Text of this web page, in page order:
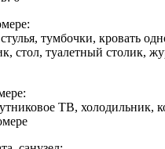
тумбочки, кровать
стол, туалетный столик,
ТВ, холодильник,